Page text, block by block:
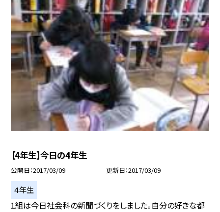
【4年生】今日の4年生
公開日 2017/03/09 更新日 2017/03/09
４年生
1組は今日社会科の新聞づくりをしました。自分の好きな都